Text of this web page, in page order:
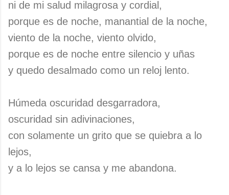
ni de mi salud milagrosa y cordial,
porque es de noche, manantial de la noche,
viento de la noche, viento olvido,
porque es de noche entre silencio y uñas
y quedo desalmado como un reloj lento.
Húmeda oscuridad desgarradora,
oscuridad sin adivinaciones,
con solamente un grito que se quiebra a lo
lejos,
y a lo lejos se cansa y me abandona.